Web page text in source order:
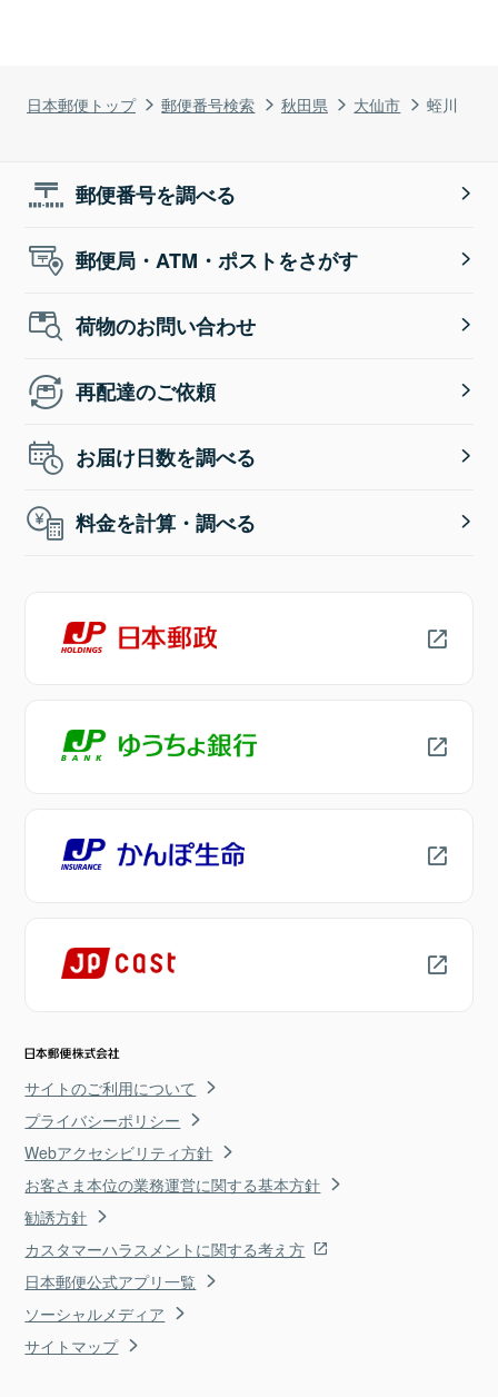
日本郵便トップ 郵便番号検索 秋田県 大仙市 蛭川
郵便番号を調べる
郵便局・ATM・ポストをさがす
荷物のお問い合わせ
再配達のご依頼
お届け日数を調べる
料金を計算・調べる
サイトのご利用について
プライバシーポリシー
Webアクセシビリティ方針
お客さま本位の業務運営に関する基本方針
勧誘方針
カスタマーハラスメントに関する考え方
日本郵便公式アプリ一覧
ソーシャルメディア
サイトマップ